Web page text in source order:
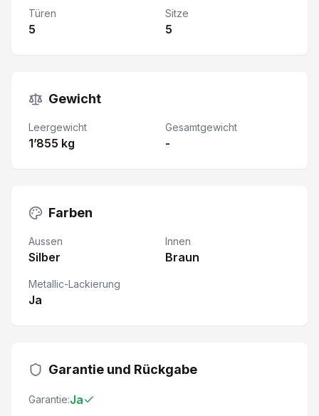
Türen
5
Sitze
5
Gewicht
Leergewicht
1’855 kg
Gesamtgewicht
-
Farben
Aussen
Silber
Innen
Braun
Metallic-Lackierung
Ja
Garantie und Rückgabe
Garantie:Ja